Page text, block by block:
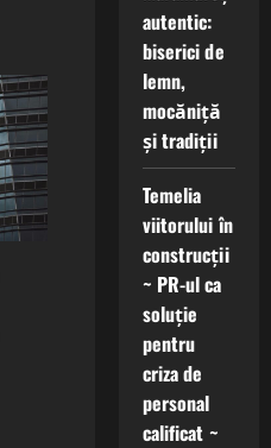
autentic:
biserici de
lemn,
mocăniță
și tradiții
Temelia
viitorului în
construcții
~ PR-ul ca
soluție
pentru
criza de
personal
calificat ~